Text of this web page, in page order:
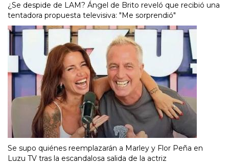
¿Se despide de LAM? Ángel de Brito reveló que recibió una
tentadora propuesta televisiva: "Me sorprendió"
Se supo quiénes reemplazarán a Marley y Flor Peña en
Luzu TV tras la escandalosa salida de la actriz